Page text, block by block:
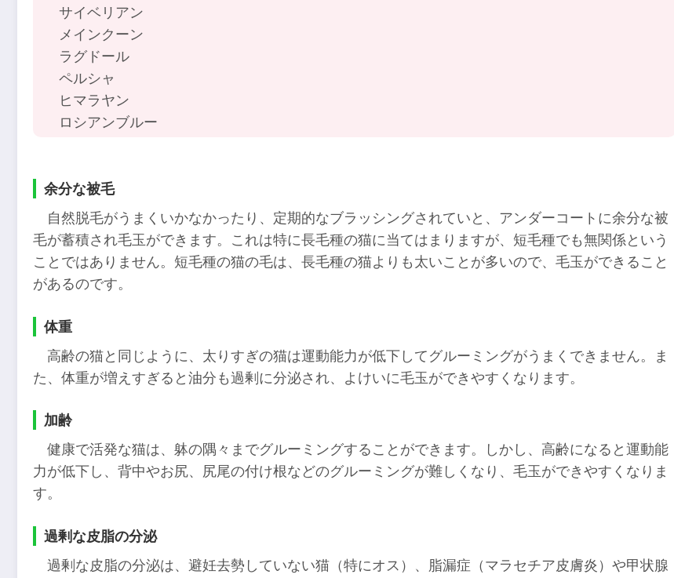
サイベリアン
メインクーン
ラグドール
ペルシャ
ヒマラヤン
ロシアンブルー
余分な被毛
自然脱毛がうまくいかなかったり、定期的なブラッシングされていと、アンダーコートに余分な被
毛が蓄積され毛玉ができます。これは特に長毛種の猫に当てはまりますが、短毛種でも無関係という
ことではありません。短毛種の猫の毛は、長毛種の猫よりも太いことが多いので、毛玉ができること
があるのです。
体重
高齢の猫と同じように、太りすぎの猫は運動能力が低下してグルーミングがうまくできません。ま
た、体重が増えすぎると油分も過剰に分泌され、よけいに毛玉ができやすくなります。
加齢
健康で活発な猫は、躰の隅々までグルーミングすることができます。しかし、高齢になると運動能
力が低下し、背中やお尻、尻尾の付け根などのグルーミングが難しくなり、毛玉ができやすくなりま
す。
過剰な皮脂の分泌
過剰な皮脂の分泌は、避妊去勢していない猫（特にオス）、脂漏症（マラセチア皮膚炎）や甲状腺